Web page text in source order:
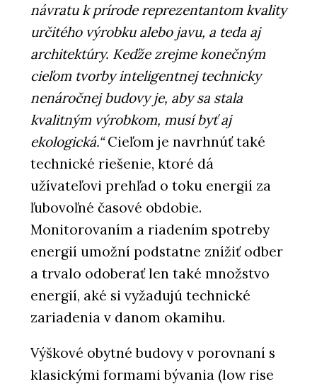
návratu k prírode reprezentantom kvality
určitého výrobku alebo javu, a teda aj
architektúry. Keďže zrejme konečným
cieľom tvorby inteligentnej technicky
nenáročnej budovy je, aby sa stala
kvalitným výrobkom, musí byť aj
ekologická.“Cieľom je navrhnúť také
technické riešenie, ktoré dá
užívateľovi prehľad o toku energií za
ľubovoľné časové obdobie.
Monitorovaním a riadením spotreby
energií umožní podstatne znížiť odber
a trvalo odoberať len také množstvo
energií, aké si vyžadujú technické
zariadenia v danom okamihu.
Výškové obytné budovy v porovnaní s
klasickými formami bývania (low rise